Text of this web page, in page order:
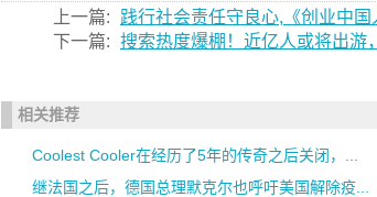
上一篇:
践行社会责任守良心,《创业中
下一篇: 搜索热度爆棚！近亿人或将出游
相关推荐
Coolest Cooler在经历了5年的传奇之后关闭，...
继法国之后，德国总理默克尔也呼吁美国解除疫...